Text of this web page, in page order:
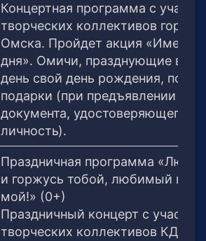
Концертная программа с
творческих коллективов города
Омска. Пройдет акция
дня». Омичи, празднующие в
день свой день рождения,
подарки (при предъявлении
документа, удостоверяющего
личность).
Праздничная программа
и горжусь тобой, любимый
мой!» (0+)
Праздничный концерт с
творческих коллективов КДЦ